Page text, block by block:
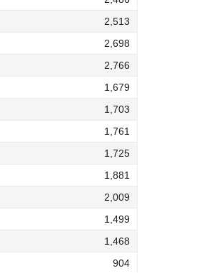
2,513
2,698
2,766
1,679
1,703
1,761
1,725
1,881
2,009
1,499
1,468
904